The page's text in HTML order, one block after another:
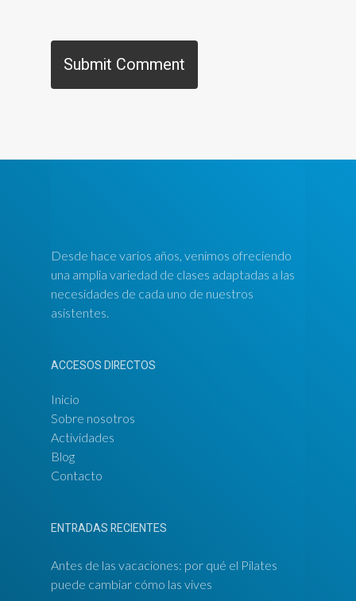
Desde hace varios años, venimos ofreciendo
una amplia variedad de clases adaptadas a las
necesidades de cada uno de nuestros
asistentes.
ACCESOS DIRECTOS
Inicio
Sobre nosotros
Actividades
Blog
Contacto
ENTRADAS RECIENTES
Antes de las vacaciones: por qué el Pilates
puede cambiar cómo las vives